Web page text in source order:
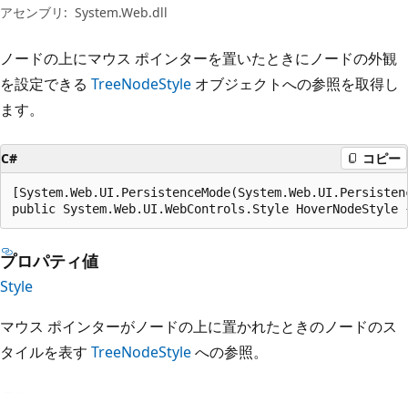
アセンブリ: System.Web.dll
ノードの上にマウス ポインターを置いたときにノードの外観
を設定できる TreeNodeStyle オブジェクトへの参照を取得し
ます。
C# コピー
public System.Web.UI.WebControls.Style
プロパティ値
Style
マウス ポインターがノードの上に置かれたときのノードのス
タイルを表す TreeNodeStyleへの参照。